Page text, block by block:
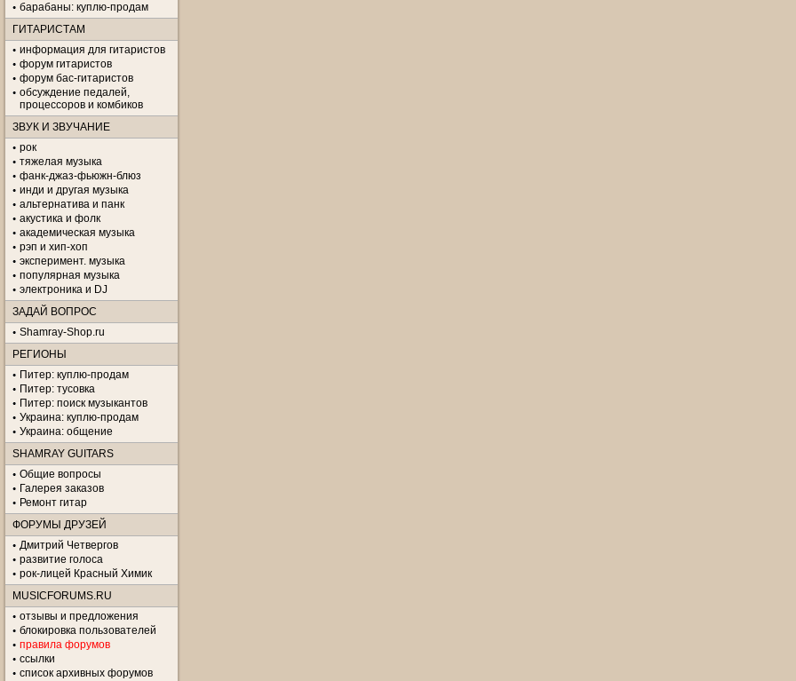
барабаны: куплю-продам
ГИТАРИСТАМ
информация для гитаристов
форум гитаристов
форум бас-гитаристов
обсуждение педалей,
процессоров и комбиков
ЗВУК И ЗВУЧАНИЕ
рок
тяжелая музыка
фанк-джаз-фьюжн-блюз
инди и другая музыка
альтернатива и панк
акустика и фолк
академическая музыка
рэп и хип-хоп
эксперимент. музыка
популярная музыка
электроника и DJ
ЗАДАЙ ВОПРОС
Shamray-Shop.ru
РЕГИОНЫ
Питер: куплю-продам
Питер: тусовка
Питер: поиск музыкантов
Украина: куплю-продам
Украина: общение
SHAMRAY GUITARS
Общие вопросы
Галерея заказов
Ремонт гитар
ФОРУМЫ ДРУЗЕЙ
Дмитрий Четвергов
развитие голоса
рок-лицей Красный Химик
MUSICFORUMS.RU
отзывы и предложения
блокировка пользователей
правила форумов
ссылки
список архивных форумов